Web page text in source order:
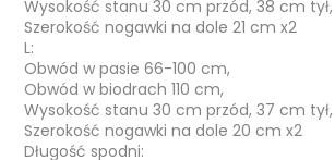
Wysokość stanu 30 cm przód, 38 cm tył,
Szerokość nogawki na dole 21 cm x2
L:
Obwód w pasie 66-100 cm,
Obwód w biodrach 110 cm,
Wysokość stanu 30 cm przód, 37 cm tył,
Szerokość nogawki na dole 20 cm x2
Długość spodni: